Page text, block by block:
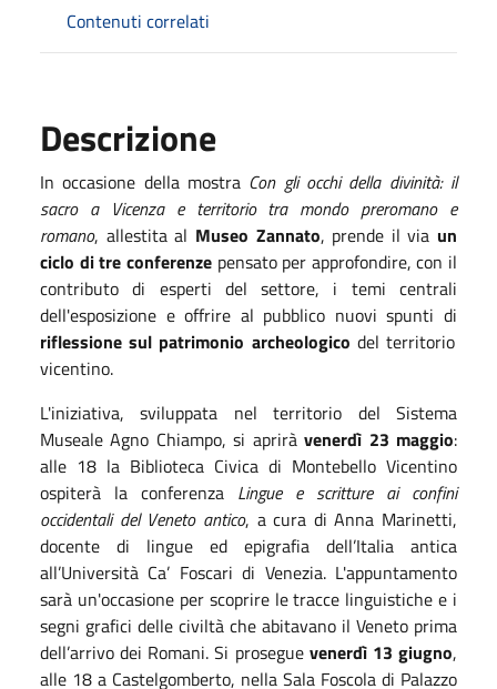
Contenuti correlati
Descrizione
In occasione della mostra Con gli occhi della divinità: il
sacro a Vicenza e territorio tra mondo preromano e
romano, allestita al Museo Zannato, prende il via un
ciclo di tre conferenzepensato per approfondire, con il
contributo di esperti del settore, i temi centrali
dell'esposizione e offrire al pubblico nuovi spunti di
riflessione sul patrimonio archeologico del territorio
vicentino.
L'iniziativa, sviluppata nel territorio del Sistema
Museale Agno Chiampo, si apriràvenerdì 23 maggio:
alle 18 la Biblioteca Civica di Montebello Vicentino
ospiterà la conferenza Lingue e scritture ai confini
occidentali del Veneto antico, a cura di Anna Marinetti,
docente di lingue ed epigrafia dell’Italia antica
all’Università Ca’ Foscari di Venezia. L'appuntamento
sarà un'occasione per scoprire le tracce linguistiche e i
segni grafici delle civiltà che abitavano il Veneto prima
dell’arrivo dei Romani. Si prosegue venerdì 13 giugno,
alle 18 a Castelgomberto, nella Sala Foscola di Palazzo